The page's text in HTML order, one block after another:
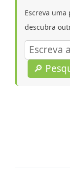
Escreva
descubra
🔎